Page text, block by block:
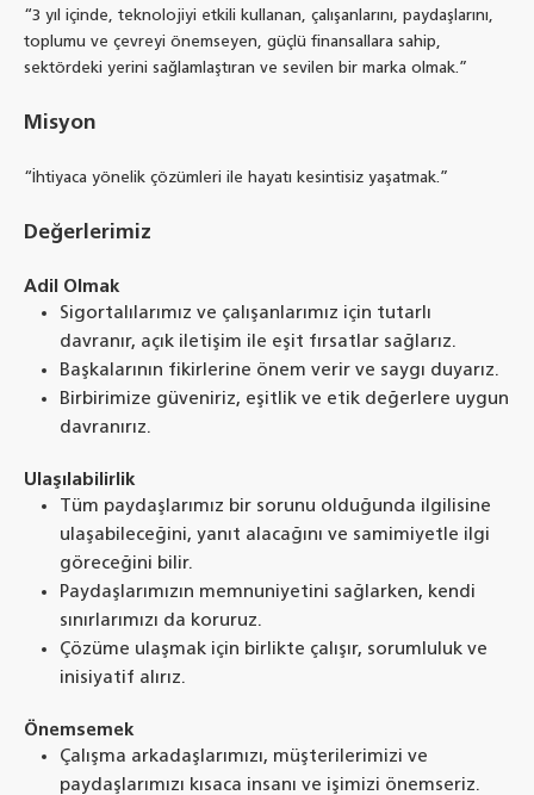
“3 yıl içinde, teknolojiyi etkili kullanan, çalışanlarını, paydaşlarını,
toplumu ve çevreyi önemseyen, güçlü finansallara sahip,
sektördeki yerini sağlamlaştıran ve sevilen bir marka olmak.”
Misyon
“İhtiyaca yönelik çözümleri ile hayatı kesintisiz yaşatmak.”
Değerlerimiz
Adil Olmak
Sigortalılarımız ve çalışanlarımız için tutarlı
davranır, açık iletişim ile eşit fırsatlar sağlarız.
Başkalarının fikirlerine önem verir ve saygı duyarız.
Birbirimize güveniriz, eşitlik ve etik değerlere uygun
davranırız.
Ulaşılabilirlik
Tüm paydaşlarımız bir sorunu olduğunda ilgilisine
ulaşabileceğini, yanıt alacağını ve samimiyetle ilgi
göreceğini bilir.
Paydaşlarımızın memnuniyetini sağlarken, kendi
sınırlarımızı da koruruz.
Çözüme ulaşmak için birlikte çalışır, sorumluluk ve
inisiyatif alırız.
Önemsemek
Çalışma arkadaşlarımızı, müşterilerimizi ve
paydaşlarımızı kısaca insanı ve işimizi önemseriz.